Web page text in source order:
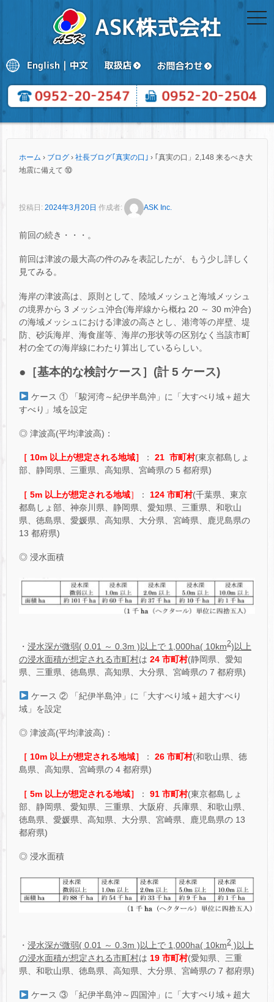
ホーム › ブログ › 社長ブログ｢真実の口｣ › ｢真実の口」2,148 来るべき大
地震に備えて ⑩
投稿日: 2024年3月20日 作成者: ASK Inc.
前回の続き・・・。
前回は津波の最大高の件のみを表記したが、もう少し詳しく
見てみる。
海岸の津波高は、原則として、陸域メッシュと海域メッシュ
の境界から 3 メッシュ沖合(海岸線から概ね 20 ～ 30 m沖合)
の海域メッシュにおける津波の高さとし、港湾等の岸壁、堤
防、砂浜海岸、海食崖等、海岸の形状等の区別なく当該市町
村の全ての海岸線にわたり算出しているらしい。
●［基本的な検討ケース］(計 5 ケース)
ケース ① 「駿河湾～紀伊半島沖」に「大すべり域＋超大
すべり」域を設定
◎ 津波高(平均津波高)：
［ 10m 以上が想定される地域］ ： 21 市町村(東京都島しょ
部、静岡県、三重県、高知県、宮崎県の 5 都府県)
［ 5m 以上が想定される地域］ ： 124 市町村(千葉県、東京
都島しょ部、神奈川県、静岡県、愛知県、三重県、和歌山
県、徳島県、愛媛県、高知県、大分県、宮崎県、鹿児島県の
13 都府県)
◎ 浸水面積
・ 浸水深が微弱( 0.01 ～ 0.3m )以上で 1,000ha( 10km2)以上
の浸水面積が想定される市町村は 24 市町村(静岡県、愛知
県、三重県、徳島県、高知県、大分県、宮崎県の 7 都府県)
ケース ② 「紀伊半島沖」に「大すべり域＋超大すべり
域」を設定
◎ 津波高(平均津波高)：
［ 10m 以上が想定される地域］ ： 26 市町村(和歌山県、徳
島県、高知県、宮崎県の 4 都府県)
［ 5m 以上が想定される地域］ ： 91 市町村(東京都島しょ
部、静岡県、愛知県、三重県、大阪府、兵庫県、和歌山県、
徳島県、愛媛県、高知県、大分県、宮崎県、鹿児島県の 13
都府県)
◎ 浸水面積
・ 浸水深が微弱( 0.01 ～ 0.3m )以上で 1,000ha( 10km2 )以上
の浸水面積が想定される市町村は 19 市町村(愛知県、三重
県、和歌山県、徳島県、高知県、大分県、宮崎県の 7 都府県)
ケース ③ 「紀伊半島沖～四国沖」に「大すべり域＋超大